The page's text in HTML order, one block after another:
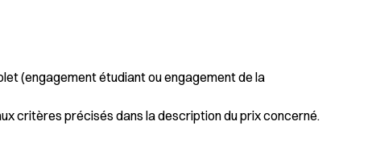
(engagement étudiant ou engagement de la
critères précisés dans la description du prix concerné.